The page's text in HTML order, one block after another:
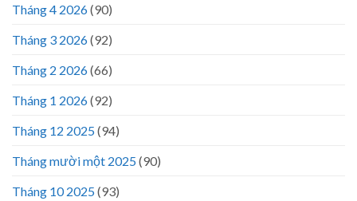
Tháng 4 2026(90)
Tháng 3 2026(92)
Tháng 2 2026(66)
Tháng 1 2026(92)
Tháng 12 2025(94)
Tháng mười một 2025(90)
Tháng 10 2025(93)